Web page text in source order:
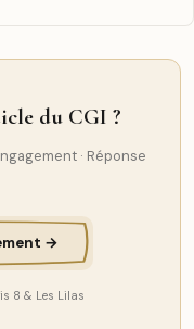
du CGI ?
· Réponse
→
8 & Les Lilas